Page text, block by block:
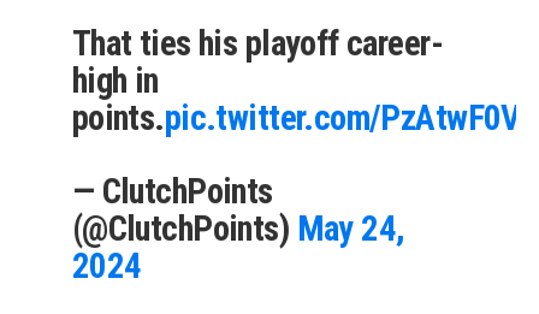
That ties his playoff career-
high in
points.pic.twitter.com/
— ClutchPoints
(@ClutchPoints) May 24,
2024